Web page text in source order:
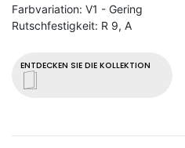
ENTDECKEN SIE DIE KOLLEKTION
Farbvariation: V1 - Gering
Rutschfestigkeit: R 9, A